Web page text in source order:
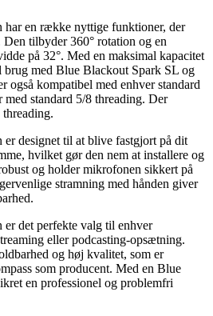
har en række nyttige funktioner, der
tilbyder 360° rotation og en
på 32°. Med en maksimal kapacitet
brug med Blue Blackout Spark SL og
også kompatibel med enhver standard
standard 5/8 threading. Der
er designet til at blive fastgjort på dit
hvilket gør den nem at installere og
og holder mikrofonen sikkert på
stramning med hånden giver
er det perfekte valg til enhver
eller podcasting-opsætning.
og høj kvalitet, som er
som producent. Med en Blue
en professionel og problemfri